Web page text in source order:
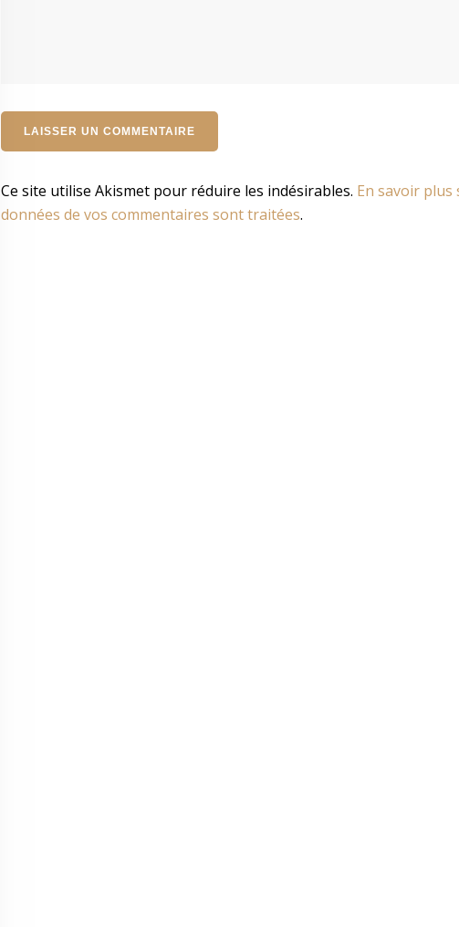
Ce site utilise Akismet pour réduire les indésirables. En savoir plus
données de vos commentaires sont traitées.